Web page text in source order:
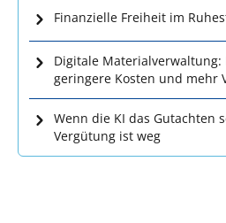
Finanzielle Freiheit im
Digitale Materialverwaltung:
geringere Kosten und mehr
Wenn die KI das Gutachten
Vergütung ist weg